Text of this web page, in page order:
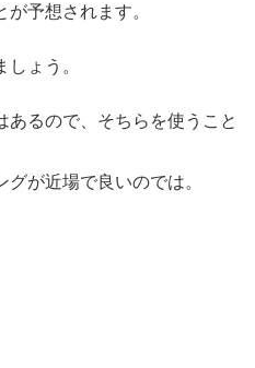
予想されます。
ょう。
るので、そちらを使うこと
が近場で良いのでは。